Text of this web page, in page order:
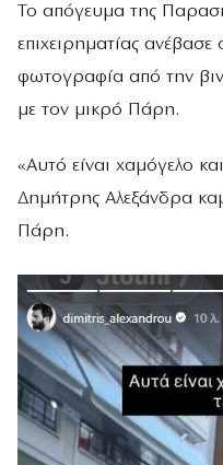
Το απόγευμα της
επιχειρηματίας
φωτογραφία από την
με τον μικρό Πάρη.
«Αυτό είναι χαμόγελο
Δημήτρης Αλεξάνδρα
Πάρη.